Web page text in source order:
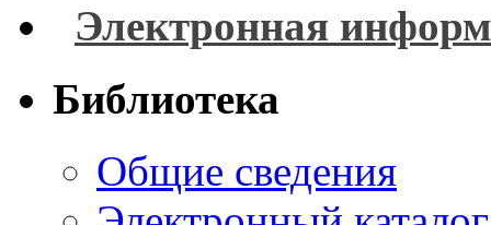
Электронная
Библиотека
Общие сведения